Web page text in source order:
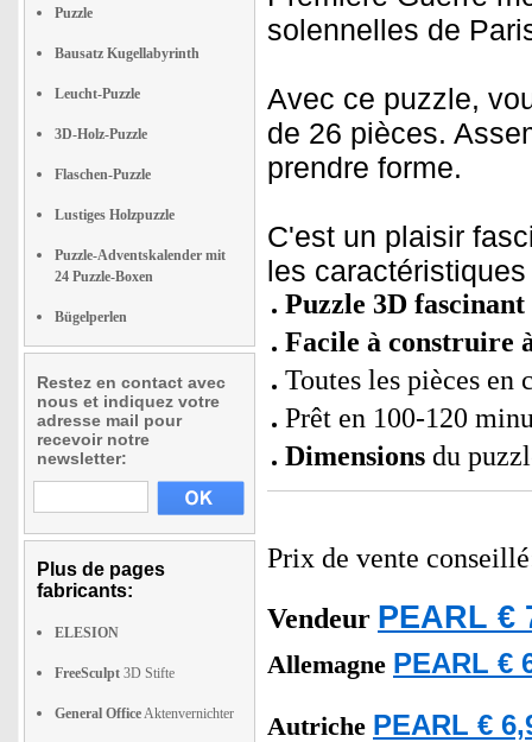
Puzzle
Bausatz Kugellabyrinth
Leucht-Puzzle
3D-Holz-Puzzle
Flaschen-Puzzle
Lustiges Holzpuzzle
Puzzle-Adventskalender mit
24 Puzzle-Boxen
Bügelperlen
Restez en contact avec
nous et indiquez votre
adresse mail pour
recevoir notre
newsletter:
Plus de pages
fabricants:
ELESION
FreeSculpt 3D Stifte
General OfficeAktenvernichter
solennelles de
Avec ce puzzle,
de 26 pièces.
prendre forme.
C'est un plaisir
les
Puzzle 3D fascinant
Facile à construire
Toutes les pièces en
Prêt en 100-120
Dimensions du
Prix de vente
Vendeur PEARL €
Allemagne PEARL €
Autriche PEARL €